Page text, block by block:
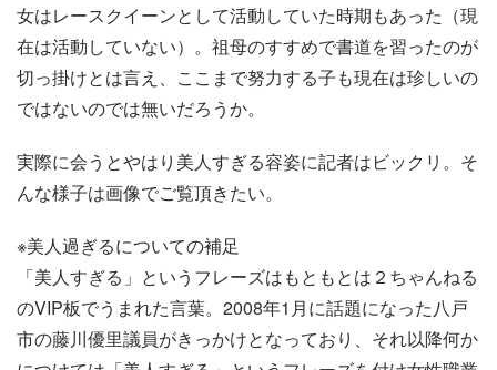
女はレースクイーンとして活動していた時期もあった（現
在は活動していない）。祖母のすすめで書道を習ったのが
切っ掛けとは言え、ここまで努力する子も現在は珍しいの
ではないのでは無いだろうか。
実際に会うとやはり美人すぎる容姿に記者はビックリ。そ
んな様子は画像でご覧頂きたい。
※美人過ぎるについての補足
「美人すぎる」というフレーズはもともとは２ちゃんねる
のVIP板でうまれた言葉。2008年1月に話題になった八戸
市の藤川優里議員がきっかけとなっており、それ以降何か